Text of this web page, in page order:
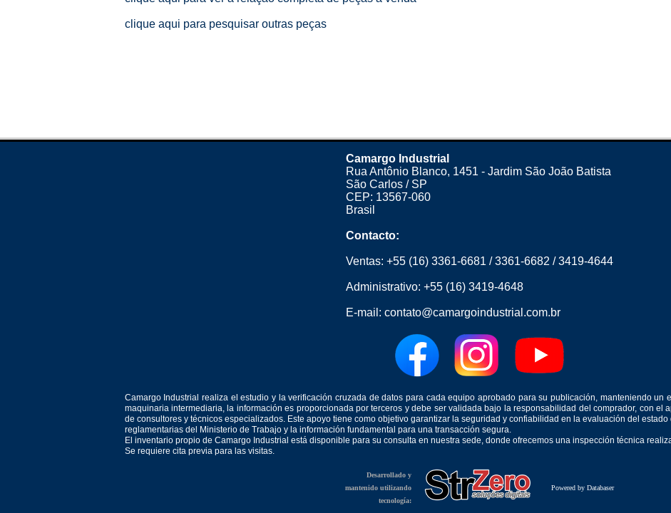
clique aqui para pesquisar outras peças
Camargo Industrial
Rua Antônio Blanco, 1451 - Jardim São João Batista
São Carlos / SP
CEP: 13567-060
Brasil
Contacto:
Ventas: +55 (16) 3361-6681 /3361-6682 /3419-4644
Administrativo: +55 (16) 3419-4648
E-mail: contato@camargoindustrial.com.br
Camargo Industrial realiza el estudio y la verificación cruzada de datos para cada equipo aprobado para su publicación, manteniendo un
maquinaria intermediaria, la información es proporcionada por terceros y debe ser validada bajo la responsabilidad del comprador, con el
de consultores y técnicos especializados. Este apoyo tiene como objetivo garantizar la seguridad y confiabilidad en la evaluación del
reglamentarias del Ministerio de Trabajo y la información fundamental para una transacción segura.
El inventario propio de Camargo Industrial está disponible para su consulta en nuestra sede, donde ofrecemos una inspección técnica
Se requiere cita previa para las visitas.
Desarrollado y
mantenido utilizando
tecnología:
Powered by Databaser